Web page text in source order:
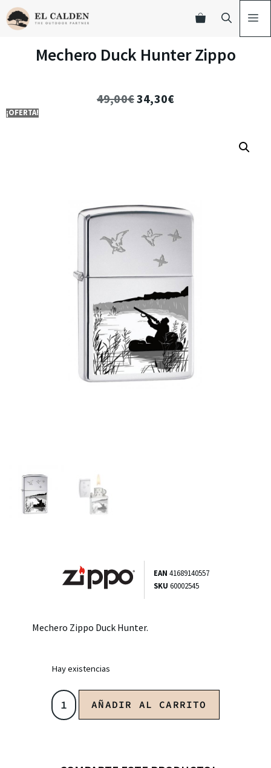
Mechero Duck Hunter Zippo
49,00€34,30€
¡OFERTA!
EAN 41689140557
SKU 60002545
Mechero Zippo Duck Hunter.
Hay existencias
AÑADIR AL CARRITO